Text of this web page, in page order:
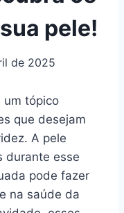
pele!
de 2025
um tópico
que desejam
A pele
durante esse
pode fazer
na saúde da